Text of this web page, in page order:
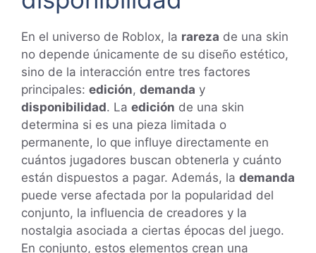
En el universo de Roblox, la rareza de una skin
no depende únicamente de su diseño estético,
sino de la interacción entre tres factores
principales: edición, demanda y
disponibilidad. La edición de una skin
determina si es una pieza limitada o
permanente, lo que influye directamente en
cuántos jugadores buscan obtenerla y cuánto
están dispuestos a pagar. Además, la demanda
puede verse afectada por la popularidad del
conjunto, la influencia de creadores y la
nostalgia asociada a ciertas épocas del juego.
En conjunto, estos elementos crean una